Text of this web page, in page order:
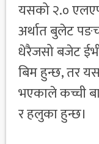
यसको २.०
अर्थात बुलेट
धेरैजसो बजेट
बिम हुन्छ, तर
भएकाले कच्ची
र हलुका हुन्छ।